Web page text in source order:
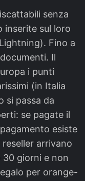
senza
inserite sul loro
Fino a
Il
i punti
(in Italia
si passa da
se pagate il
esiste
arrivano
30 giorni e non
per orange-